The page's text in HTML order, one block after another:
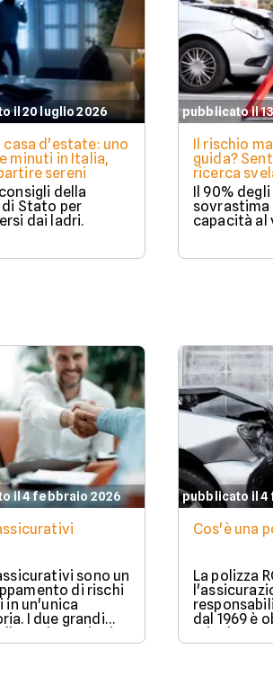
il 20 luglio 2026
casa d'estate: uno
minuti in Italia,
sereni
della
di Stato per
dai ladri.
pubblicato il
Il rischio
guida?
ricerca
Il 90%
sovrastima
capacità al
il 4 febbraio 2026
sono un
di rischi
in un'unica
I due grandi
assicurazioni
danni e il
pubblicato il 4
Cos'è una
La polizza
dal 1969 è
stipulare
guidare in
veicolo a